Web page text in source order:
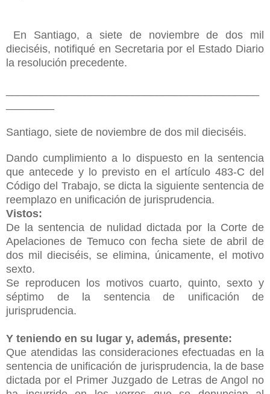
En Santiago, a siete de noviembre de dos mil
dieciséis, notifiqué en Secretaria por el Estado Diario
la resolución precedente.
Santiago, siete de noviembre de dos mil dieciséis.
Dando cumplimiento a lo dispuesto en la sentencia
que antecede y lo previsto en el artículo 483-C del
Código del Trabajo, se dicta la siguiente sentencia de
reemplazo en unificación de jurisprudencia.
Vistos:
De la sentencia de nulidad dictada por la Corte de
Apelaciones de Temuco con fecha siete de abril de
dos mil dieciséis, se elimina, únicamente, el motivo
sexto.
Se reproducen los motivos cuarto, quinto, sexto y
séptimo de la sentencia de unificación de
jurisprudencia.
Y teniendo en su lugar y, además, presente:
Que atendidas las consideraciones efectuadas en la
sentencia de unificación de jurisprudencia, la de base
dictada por el Primer Juzgado de Letras de Angol no